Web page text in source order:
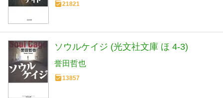
21821
ソウルケイジ (光文社文庫 ほ 4-3)
誉田哲也
13857